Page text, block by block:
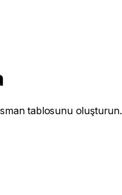
tablosunu oluşturun.